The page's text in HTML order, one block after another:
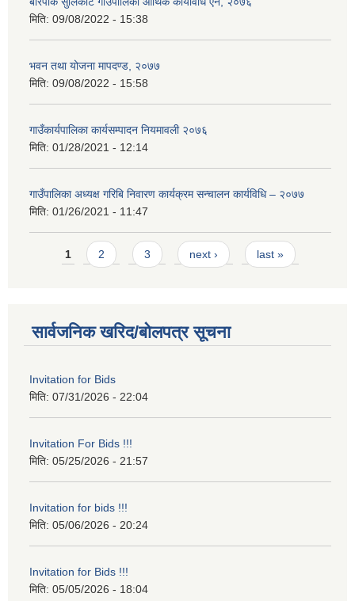
मिति: 09/08/2022 - 15:38
भवन तथा योजना मापदण्ड, २०७७
मिति: 09/08/2022 - 15:58
गाउँकार्यपालिका कार्यसम्पादन नियमावली २०७६
मिति: 01/28/2021 - 12:14
गाउँपालिका अध्यक्ष गरिबि निवारण कार्यक्रम सन्चालन कार्यविधि – २०७७
मिति: 01/26/2021 - 11:47
Pages
1 2 3 next › last »
सार्वजनिक खरिद/बोलपत्र सूचना
Invitation for Bids
मिति: 07/31/2026 - 22:04
Invitation For Bids !!!
मिति: 05/25/2026 - 21:57
Invitation for bids !!!
मिति: 05/06/2026 - 20:24
Invitation for Bids !!!
मिति: 05/05/2026 - 18:04